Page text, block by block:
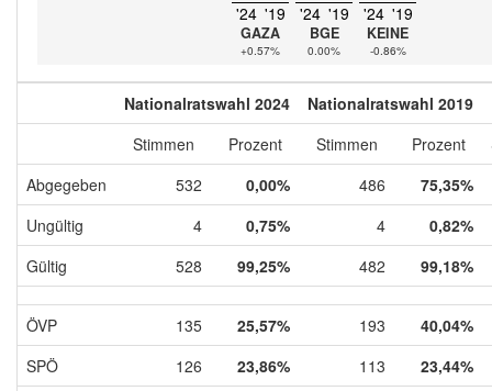
'24 '19
GAZA
+0.57%
'24 '19
BGE
0.00%
'24 '19
KEINE
-0.86%
Nationalratswahl 2024
Nationalratswahl 2019
Stimmen
Prozent Stimmen Prozent
Abgegeben
532 0,00% 486
75,35%
Ungültig
4 0,75% 4
0,82%
Gültig
528 99,25% 482 99,18%
ÖVP 135 25,57% 193
40,04%
SPÖ
126 23,86% 113
23,44%